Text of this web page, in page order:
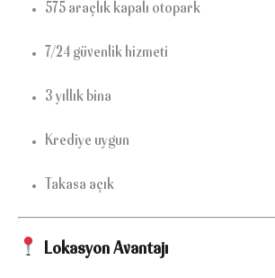
575 araçlık kapalı otopark
7/24 güvenlik hizmeti
3 yıllık bina
Krediye uygun
Takasa açık
Lokasyon Avantajı